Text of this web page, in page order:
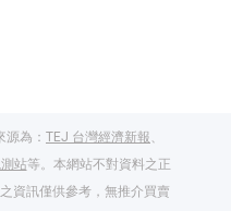
為： TEJ 台灣經濟新報、
站等。本網站不對資料之正
資訊僅供參考，無推介買賣